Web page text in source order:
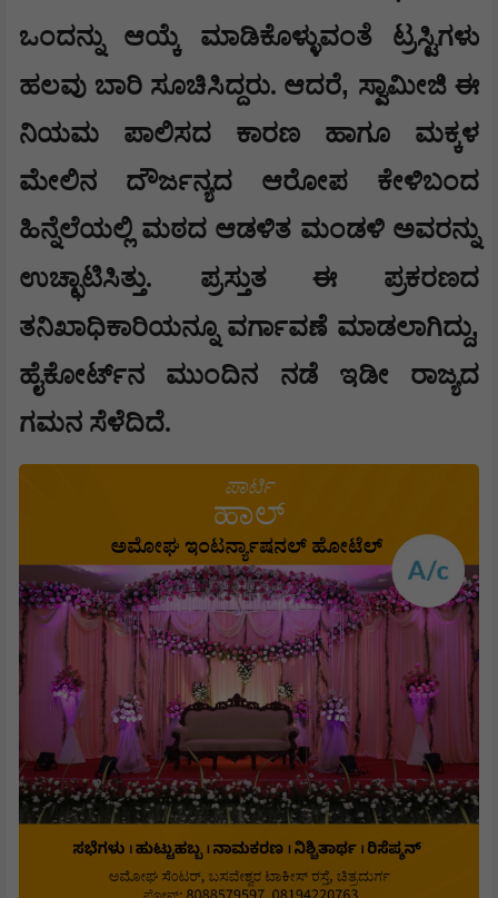
ಒಂದನ್ನು ಆಯ್ಕೆ ಮಾಡಿಕೊಳ್ಳುವಂತೆ ಟ್ರಸ್ಟಿಗಳು
ಹಲವು ಬಾರಿ ಸೂಚಿಸಿದ್ದರು. ಆದರೆ, ಸ್ವಾಮೀಜಿ ಈ
ನಿಯಮ ಪಾಲಿಸದ ಕಾರಣ ಹಾಗೂ ಮಕ್ಕಳ
ಮೇಲಿನ ದೌರ್ಜನ್ಯದ ಆರೋಪ ಕೇಳಿಬಂದ
ಹಿನ್ನೆಲೆಯಲ್ಲಿ ಮಠದ ಆಡಳಿತ ಮಂಡಳಿ ಅವರನ್ನು
ಉಚ್ಛಾಟಿಸಿತ್ತು.
ಪ್ರಸ್ತುತ ಈ ಪ್ರಕರಣದ
ತನಿಖಾಧಿಕಾರಿಯನ್ನೂ ವರ್ಗಾವಣೆ ಮಾಡಲಾಗಿದ್ದು,
ಹೈಕೋರ್ಟ್‌ನ ಮುಂದಿನ ನಡೆ ಇಡೀ ರಾಜ್ಯದ
ಗಮನ ಸೆಳೆದಿದೆ.